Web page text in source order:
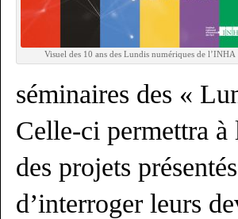
Visuel des 10 ans des Lundis numériques de l’INHA
séminaires des «
Celle-ci permettra à
des projets
d’interroger leurs